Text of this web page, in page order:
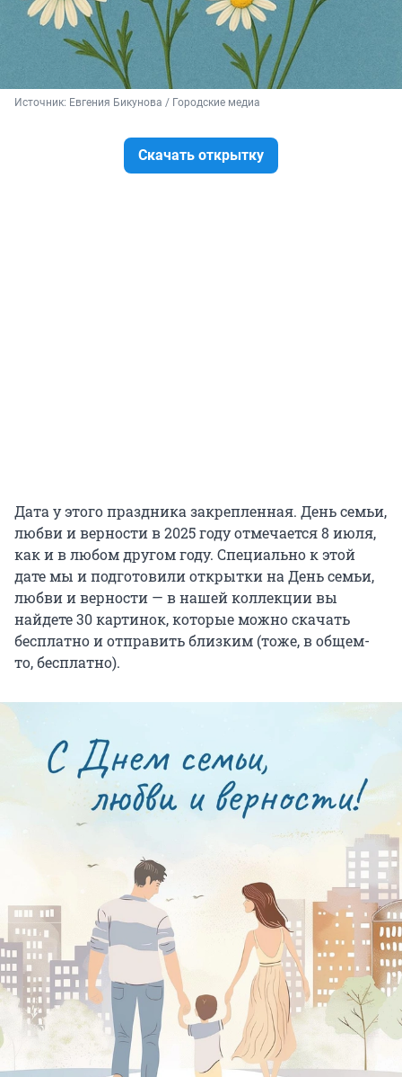
Источник: Евгения Бикунова / Городские медиа
Скачать открытку
Дата у этого праздника закрепленная. День семьи,
любви и верности в2025 годуотмечается 8 июля,
как и в любом другом году. Специально к этой
дате мы и подготовили открытки на День семьи,
любви и верности — в нашей коллекции вы
найдете 30 картинок, которые можно скачать
бесплатно и отправить близким (тоже, в общем-
то, бесплатно).